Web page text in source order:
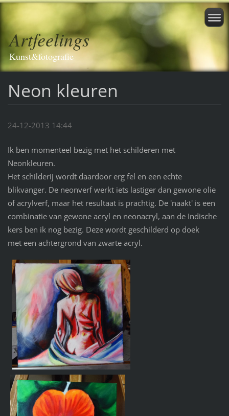
Artfeelings
Kunst&fotografie
Neon kleuren
24-12-2013 14:44
Ik ben momenteel bezig met het schilderen met
Neonkleuren.
Het schilderij wordt daardoor erg fel en een echte
blikvanger. De neonverf werkt iets lastiger dan gewone olie
of acrylverf, maar het resultaat is prachtig. De 'naakt' is een
combinatie van gewone acryl en neonacryl, aan de Indische
kers ben ik nog bezig. Deze wordt geschilderd op doek
met een achtergrond van zwarte acryl.